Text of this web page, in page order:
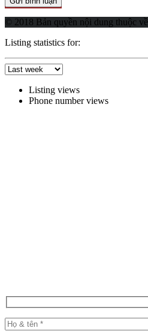
© 2018 Bản quyền nội dung thuộc về
Listing statistics for:
Listing views
Phone number views